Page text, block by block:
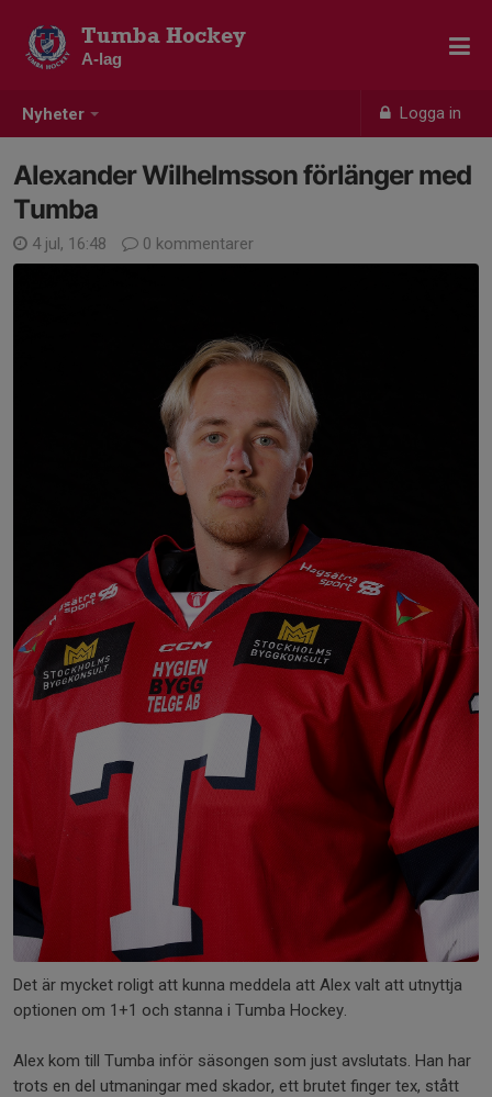
Nyheter Logga in
Tumba Hockey
A-lag
Alexander Wilhelmsson förlänger med
Tumba
4 jul, 16:48 0 kommentarer
Det är mycket roligt att kunna meddela att Alex valt att utnyttja
optionen om 1+1 och stanna i Tumba Hockey.
Alex kom till Tumba inför säsongen som just avslutats. Han har
trots en del utmaningar med skador, ett brutet finger tex, stått